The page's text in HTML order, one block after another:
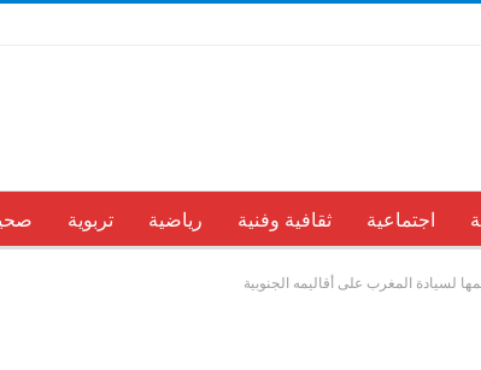
اجتماعية ثقافية وفنية رياضية تربوية
لسيادة المغرب على أقاليمه الجنوبية